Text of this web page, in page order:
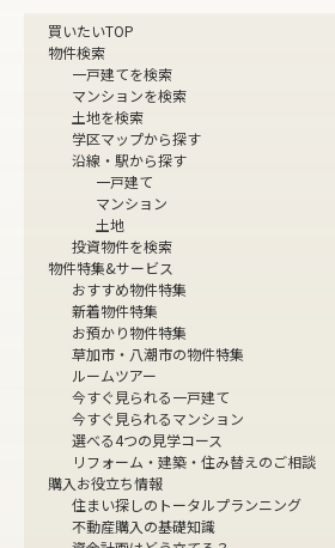
買いたいTOP
物件検索
一戸建てを検索
マンションを検索
土地を検索
学区マップから探す
沿線・駅から探す
一戸建て
マンション
土地
投資物件を検索
物件特集&サービス
おすすめ物件特集
新着物件特集
お預かり物件特集
草加市・八潮市の物件特集
ルームツアー
今すぐ見られる一戸建て
今すぐ見られるマンション
選べる4つの見学コース
リフォーム・建築・住み替えのご相談
購入お役立ち情報
住まい探しのトータルプランニング
不動産購入の基礎知識